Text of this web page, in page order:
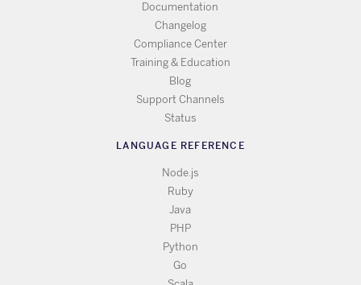
Documentation
Changelog
Compliance Center
Training & Education
Blog
Support Channels
Status
LANGUAGE REFERENCE
Node.js
Ruby
Java
PHP
Python
Go